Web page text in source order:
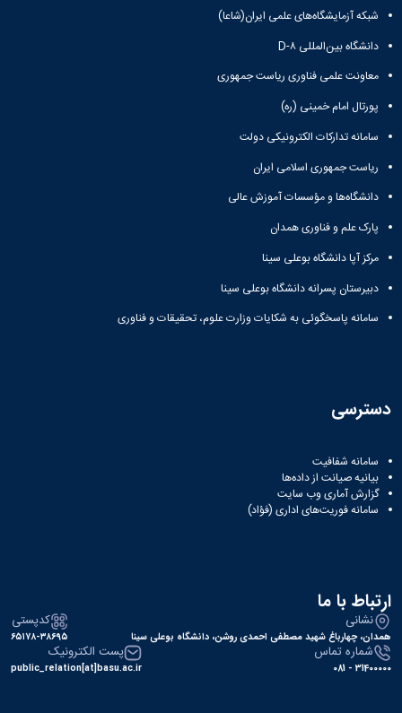
شبکه آزمایشگاه‌های علمی ایران(شاعا)
دانشگاه بین‌المللی D-۸
معاونت علمی فناوری ریاست جمهوری
پورتال امام خمینی (ره)
سامانه تدارکات الکترونیکی دولت
ریاست جمهوری اسلامی ایران
دانشگاه‌ها و مؤسسات آموزش عالی
پارک علم و فناوری همدان
مرکز آپا دانشگاه بوعلی سینا
دبیرستان پسرانه دانشگاه بوعلی سینا
سامانه پاسخگوئی به شکایات وزارت علوم، تحقیقات و فناوری
دسترسی
سامانه شفافیت
بیانیه صیانت از داده‌ها
گزارش آماری وب‌ سایت
سامانه فوریت‌های اداری (فؤاد)
ارتباط با ما
نشانی
همدان، چهارباغ شهید مصطفی احمدی روشن، دانشگاه بوعلی سینا
کدپستی
۶۵۱۷۸-۳۸۶۹۵
شماره تماس
31400000 - 081
پست الکترونیک
public_relation[at]basu.ac.ir